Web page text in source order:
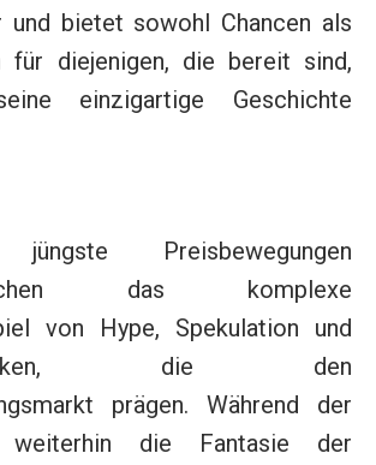
und bietet sowohl Chancen als
für diejenigen, die bereit sind,
einzigartige Geschichte
jüngste Preisbewegungen
das komplexe
von Hype, Spekulation und
die den
prägen. Während der
weiterhin die Fantasie der